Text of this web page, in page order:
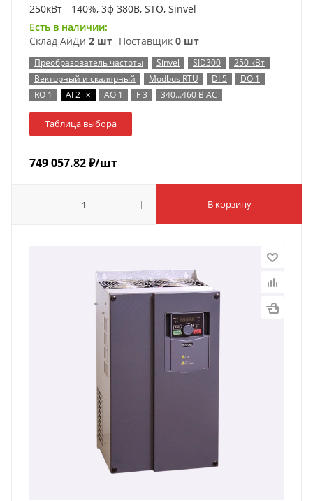
250кВт - 140%, 3ф 380В, STO, Sinvel
Есть в наличии:
Склад АйДи 2 шт Поставщик 0 шт
Преобразователь частоты Sinvel SID300
250 кВт
Векторный и скалярный
Modbus RTU DI 5
DO 1
RO 1
AI 2 x AO 1 F 3 340…460 В AC
Таблица выбора
749 057.82₽/шт
В корзину